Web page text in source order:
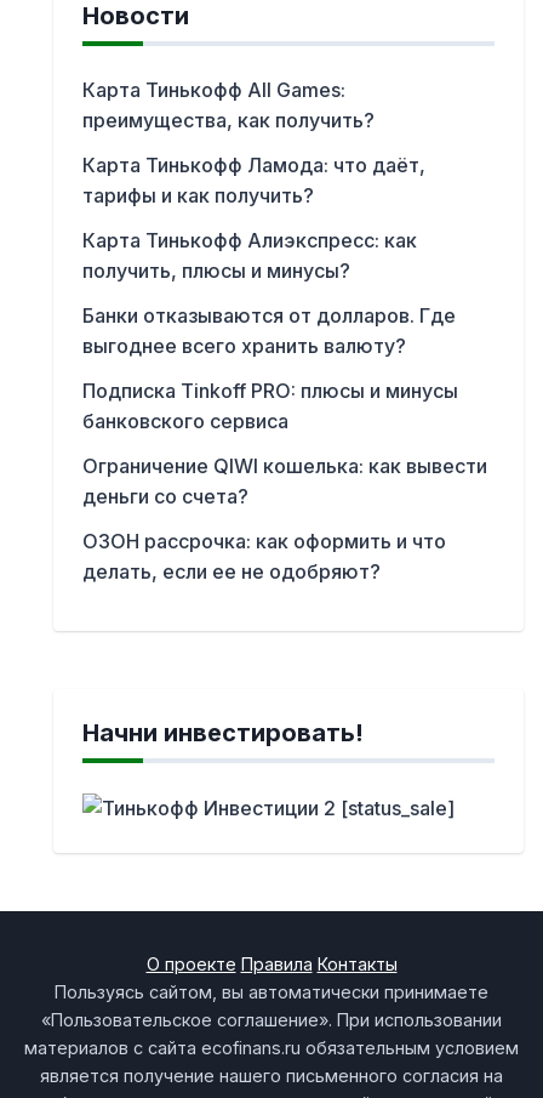
Новости
Карта Тинькофф All Games:
преимущества, как получить?
Карта Тинькофф Ламода: что даёт,
тарифы и как получить?
Карта Тинькофф Алиэкспресс: как
получить, плюсы и минусы?
Банки отказываются от долларов. Где
выгоднее всего хранить валюту?
Подписка Tinkoff PRO: плюсы и минусы
банковского сервиса
Ограничение QIWI кошелька: как вывести
деньги со счета?
ОЗОН рассрочка: как оформить и что
делать, если ее не одобряют?
Начни инвестировать!
О проекте Правила Контакты
Пользуясь сайтом, вы автоматически принимаете
«Пользовательское соглашение». При использовании
материалов с сайта ecofinans.ru обязательным условием
является получение нашего письменного согласия на